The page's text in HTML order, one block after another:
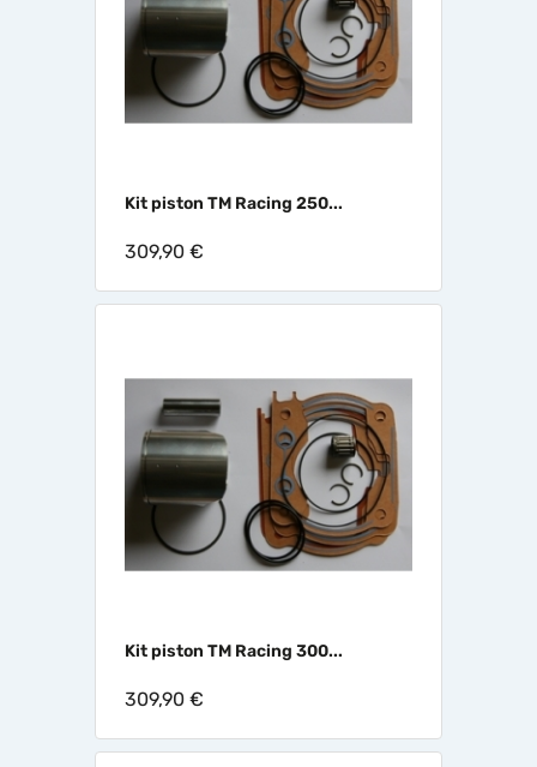
Kit piston TM Racing 250...
309,90 €
Kit piston TM Racing 300...
309,90 €